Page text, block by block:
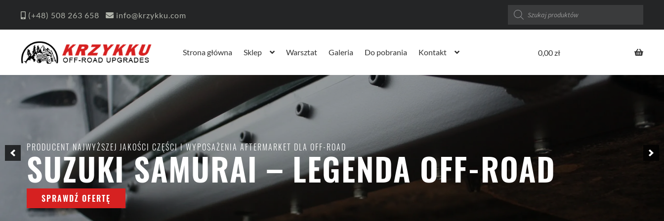
(+48) 508 263 658 info@krzykku.com
produktów
Strona główna Sklep Warsztat Galeria Do pobrania Kontakt 0,00zł
PRODUCENT NAJWYŻSZEJ JAKOŚCI CZĘŚCI I WYPOSAŻENIA AFTERMARKET DLA OFF-ROAD
SUZUKI SAMURAI – LEGENDA OFF-ROAD
SPRAWDŹ OFERTĘ